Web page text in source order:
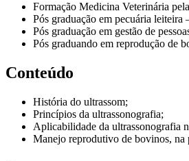
Formação Medicina Veterinária
Pós graduação em pecuária leiteira
Pós graduação em gestão de
Pós graduando em reprodução de
Conteúdo
História do ultrassom;
Princípios da ultrassonografia;
Aplicabilidade da ultrassonografia
Manejo reprodutivo de bovinos, na